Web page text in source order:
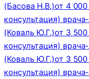
(Басова Н.В.)от 4
консультация)
(Коваль Ю.Г.)от 3
консультация)
(Коваль Ю.Г.)от 3
консультация)